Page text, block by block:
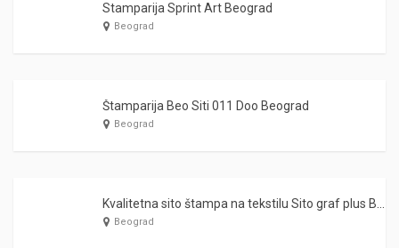
Stamparija Sprint Art Beograd
Beograd
Štamparija Beo Siti 011 Doo Beograd
Beograd
Kvalitetna sito štampa na tekstilu Sito graf plus Boegrad
Beograd